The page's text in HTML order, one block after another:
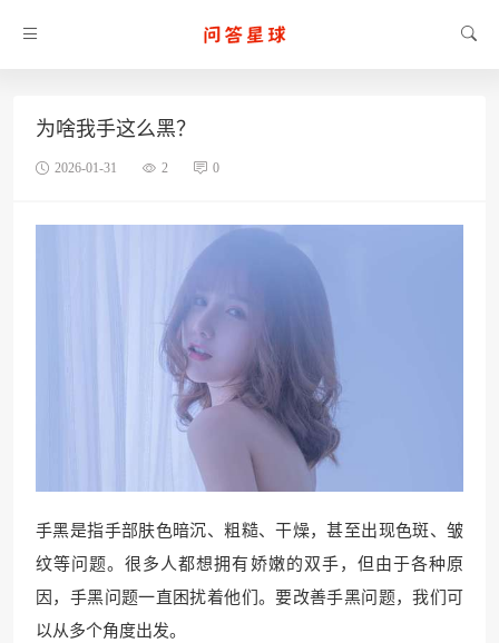
为啥我手这么黑？
2026-01-31 2 0
手黑是指手部肤色暗沉、粗糙、干燥，甚至出现色斑、皱
纹等问题。很多人都想拥有娇嫩的双手，但由于各种原
因，手黑问题一直困扰着他们。要改善手黑问题，我们可
以从多个角度出发。